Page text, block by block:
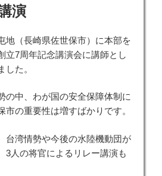
演
地（長崎県佐世保市）に本部を
立7周年記念講演会に講師とし
した。
の中、わが国の安全保障体制に
市の重要性は増すばかりです。
台湾情勢や今後の水陸機動団が
3人の将官によるリレー講演も